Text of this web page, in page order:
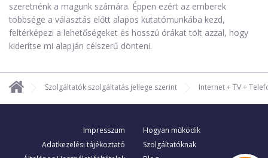
szeretnénk a magunk számára. Éppen ezért az emberek
többsége a választás előtt alapos kutatómunkába kezd,
feltérképezi a lehetőségeket és hosszú órákat tölt azzal, hogy
kiderítse mi alapján célszerű dönteni.
Szolgáltatók szolgáltatás jellege szerint Internet + TV +
Impresszum
Adatkezelési tájékoztató
Hogyan működik
Szolgáltatóknak